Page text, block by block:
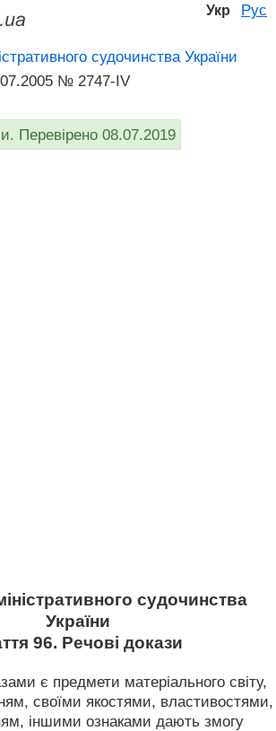
Укр Рус
судочинства України
№ 2747-IV
Перевірено 08.07.2019
судочинства
України
96. Речові докази
є предмети матеріального світу,
своїми якостями, властивостями,
іншими ознаками дають змогу